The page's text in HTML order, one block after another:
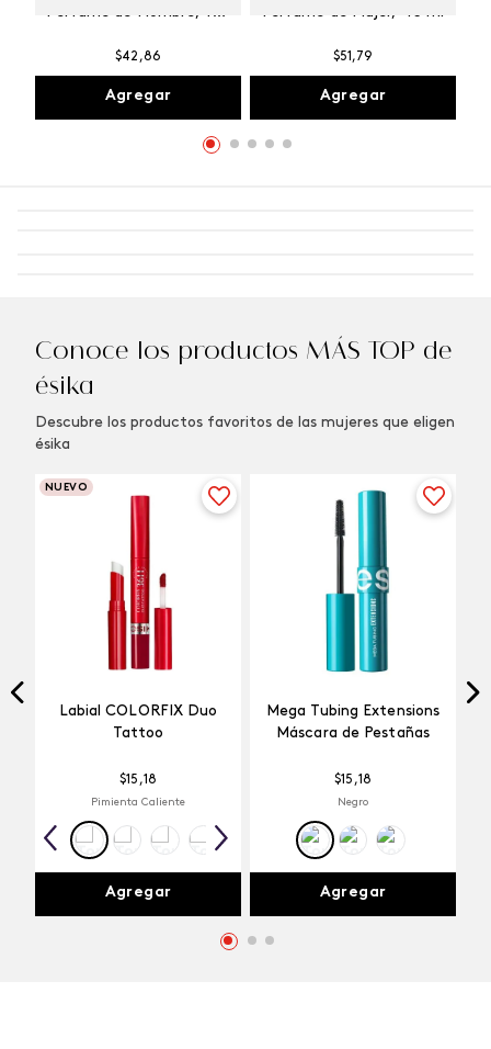
Perfume de Hombre, 100
$42 ,86
Agregar
Perfume de Mujer, 45 ml
$51 ,79
Agregar
Conoce los productos MÁS TOP de
ésika
Descubre los productos favoritos de las mujeres que eligen
ésika
NUEVO
Labial COLORFIX Duo
Tattoo
$15 ,18
Pimienta Caliente
Agregar
Mega Tubing Extensions
Máscara de Pestañas
$15 ,18
Negro
Agregar